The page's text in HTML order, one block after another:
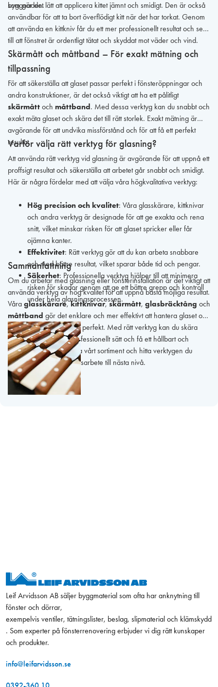
byggnaden.
som gör det lätt att applicera kittet jämnt och smidigt. Den är också
användbar för att ta bort överflödigt kitt när det har torkat. Genom
att använda en kittkniv får du ett mer professionellt resultat och ser
till att fönstret är ordentligt tätat och skyddat mot väder och vind.
Skärmått och måttband – För exakt mätning och
tillpassning
För att säkerställa att glaset passar perfekt i fönsteröppningar och
andra konstruktioner, är det också viktigt att ha ett pålitligt
skärmått och måttband. Med dessa verktyg kan du snabbt och
exakt mäta glaset och skära det till rätt storlek. Exakt mätning är
avgörande för att undvika missförstånd och för att få ett perfekt
resultat.
Varför välja rätt verktyg för glasning?
Att använda rätt verktyg vid glasning är avgörande för att uppnå ett
proffsigt resultat och säkerställa att arbetet går snabbt och smidigt.
Här är några fördelar med att välja våra högkvalitativa verktyg:
Hög precision och kvalitet: Våra glasskärare, kittknivar
och andra verktyg är designade för att ge exakta och rena
snitt, vilket minskar risken för att glaset spricker eller får
ojämna kanter.
Effektivitet: Rätt verktyg gör att du kan arbeta snabbare
och med bättre resultat, vilket sparar både tid och pengar.
Säkerhet: Professionella verktyg hjälper till att minimera
risken för skador genom att ge ett bättre grepp och kontroll
under hela glasningsprocessen.
Sammanfattning
Om du arbetar med glasning eller fönsterinstallation är det viktigt att
använda verktyg av hög kvalitet för att uppnå bästa möjliga resultat.
Våra glasskärare,kittknivar,skärmått, glasbräcktång och
måttband gör det enklare och mer effektivt att hantera glaset och
säkerställa att allt passar perfekt. Med rätt verktyg kan du skära
och bryta glas på ett professionellt sätt och få ett hållbart och
estetiskt resultat. Utforska vårt sortiment och hitta verktygen du
behöver för att ta ditt glasarbete till nästa nivå.
Leif Arvidsson AB säljer byggmaterial som ofta har anknytning till
fönster och dörrar,
exempelvis ventiler, tätningslister, beslag, slipmaterial och klämskydd
. Som experter på fönsterrenovering erbjuder vi dig rätt kunskaper
och produkter.
info@leifarvidsson.se